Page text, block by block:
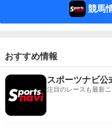
競馬
おすすめ情報
スポーツナビ公
注目のレースも最新